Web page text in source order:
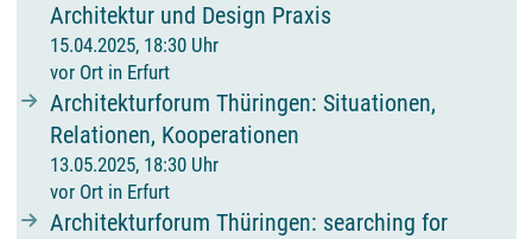
Architektur und Design Praxis
15.04.2025, 18:30 Uhr
vor Ort in Erfurt
Architekturforum Thüringen: Situationen,
Relationen, Kooperationen
13.05.2025, 18:30 Uhr
vor Ort in Erfurt
Architekturforum Thüringen: searching for